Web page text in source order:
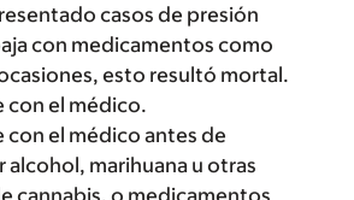
casos de presión
con medicamentos como
esto resultó mortal.
con el médico.
con el médico antes de
alcohol, marihuana u otras
cannabis, o medicamentos